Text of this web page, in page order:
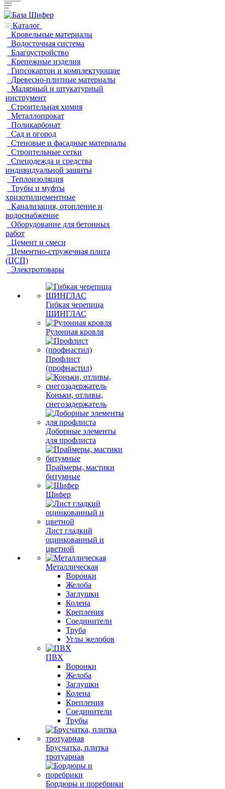
Каталог
Кровельные материалы
Водосточная система
Благоустройство
Крепежные изделия
Гипсокартон и комплектующие
Древесно-плитные материалы
Малярный и штукатурный
инструмент
Строительная химия
Металлопрокат
Поликарбонат
Сад и огород
Стеновые и фасадные материалы
Строительные сетки
Спецодежда и средства
индивидуальной защиты
Теплоизоляция
Трубы и муфты
хризотилцементные
Канализация, отопление и
водоснабжение
Оборудование для бетонных
работ
Цемент и смеси
Цементно-стружечная плита
(ЦСП)
Электротовары
Гибкая черепица
ШИНГЛАС
Рулонная кровля
Профлист
(профнастил)
Коньки, отливы,
снегозадержатель
Доборные элементы
для профлиста
Праймеры, мастики
битумные
Шифер
Лист гладкий
оцинкованный и
цветной
Металлическая
Воронки
Желоба
Заглушки
Колена
Крепления
Соединители
Труба
Углы желобов
ПВХ
Воронки
Желоба
Заглушки
Колена
Крепления
Соединители
Трубы
Брусчатка, плитка
тротуарная
Бордюры и поребрики